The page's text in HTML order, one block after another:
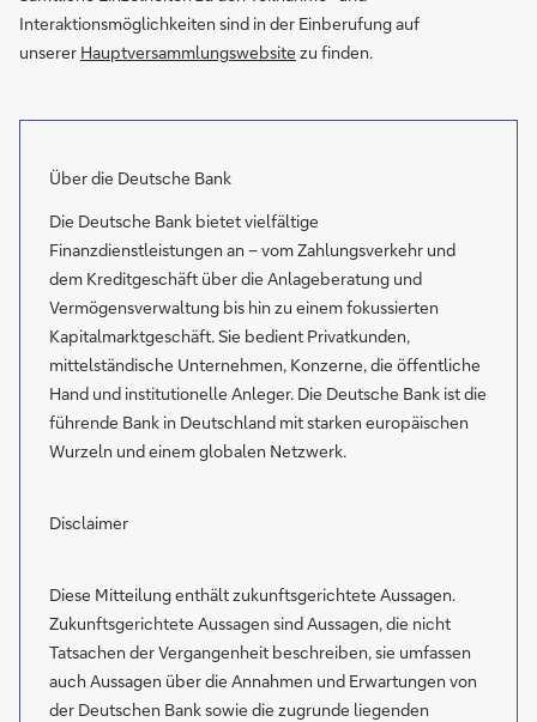
Interaktionsmöglichkeiten sind in der Einberufung auf
unserer Hauptversammlungswebsite zu finden.
Über die Deutsche Bank
Die Deutsche Bank bietet vielfältige
Finanzdienstleistungen an – vom Zahlungsverkehr und
dem Kreditgeschäft über die Anlageberatung und
Vermögensverwaltung bis hin zu einem fokussierten
Kapitalmarktgeschäft. Sie bedient Privatkunden,
mittelständische Unternehmen, Konzerne, die öffentliche
Hand und institutionelle Anleger. Die Deutsche Bank ist die
führende Bank in Deutschland mit starken europäischen
Wurzeln und einem globalen Netzwerk.
Disclaimer
Diese Mitteilung enthält zukunftsgerichtete Aussagen.
Zukunftsgerichtete Aussagen sind Aussagen, die nicht
Tatsachen der Vergangenheit beschreiben, sie umfassen
auch Aussagen über die Annahmen und Erwartungen von
der Deutschen Bank sowie die zugrunde liegenden